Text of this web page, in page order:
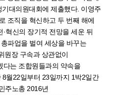
대의원대회에 제출했다. 이영주
조직을 혁신하고 두 번째 해에
혁신의 장기적 전망을 세운 뒤
파업을 벌여 세상을 바꾸는
원장 구속과 상관없이
다는 조합원들과의 약속을
월22일부터 23일까지 1박2일간
주노총 2016년